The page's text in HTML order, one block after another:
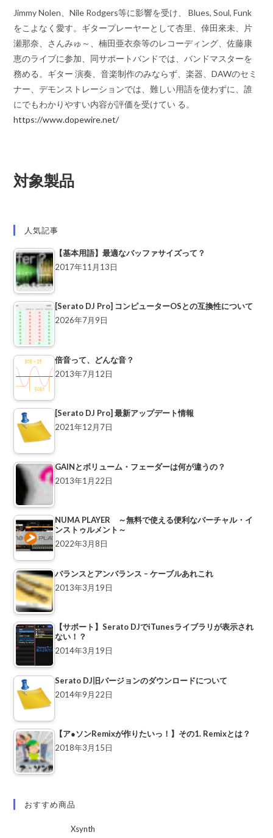
Jimmy Nolen、Nile Rodgers等に影響を受け、 Blues, Soul, Funk
をこよなく愛す。ギタープレーヤーとして杏里、倖田來未、片
瀬那奈、さんみゅ～、楠田亜衣奈等のレコーディング、佐藤康
恵のライブに参加、同サポートバンドでは、バンドマスターを
務める。ギター 演奏、音楽制作のみならず、楽器、DAWのセミ
ナー、デモンストレーションでは、難しい用語を使わずに、誰
にでもわかりやすい内容が評価を受けてい る。
https://www.dopewire.net/
対象製品
人気記事
【基本用語】最適なバッファサイズって？
2017年11月13日
[Serato DJ Pro] コンピューターOSとの互換性について
2026年7月9日
倍音って、どんな音？
2013年7月12日
[Serato DJ Pro] 最新アップデート情報
2021年12月7日
GAINとボリューム・フェーダーは何が違うの？
2013年1月22日
NUMA PLAYER ～無料で使える便利なバーチャル・イ
ンストゥルメント～
2022年3月8日
バランスとアンバランス – ケーブルあれこれ
2013年3月19日
【サポート】Serato DJでiTunesライブラリが表示され
ない！？
2014年3月19日
Serato DJ旧バージョンのダウンロードについて
2014年9月22日
【ア●ソンRemixが作りたいっ！】その1. Remixとは？
2018年3月15日
おすすめ商品
Xsynth